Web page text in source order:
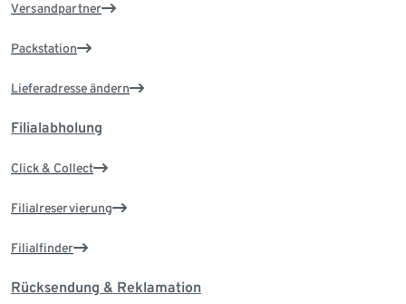
Versandpartner
Packstation
Lieferadresse ändern
Filialabholung
Click & Collect
Filialreservierung
Filialfinder
Rücksendung & Reklamation